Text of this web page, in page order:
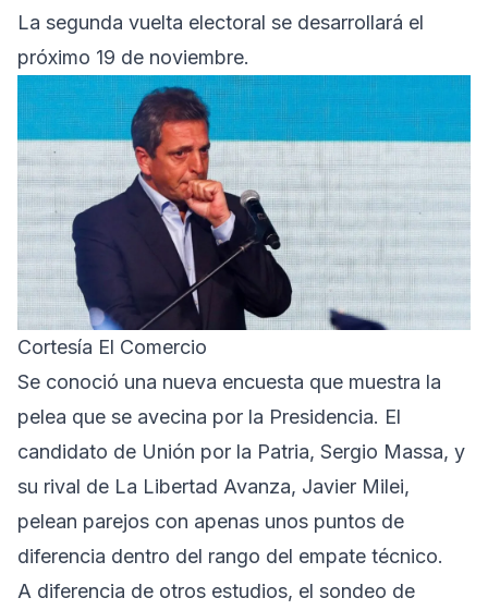
La segunda vuelta electoral se desarrollará el
próximo 19 de noviembre.
Cortesía El Comercio
Se conoció una nueva encuesta que muestra la
pelea que se avecina por la Presidencia. El
candidato de Unión por la Patria, Sergio Massa, y
su rival de La Libertad Avanza, Javier Milei,
pelean parejos con apenas unos puntos de
diferencia dentro del rango del empate técnico.
A diferencia de otros estudios, el sondeo de